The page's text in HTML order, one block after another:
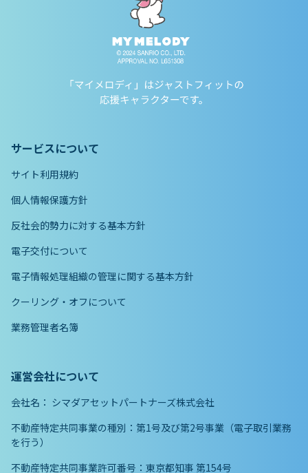
サービスについて
サイト利用規約
個人情報保護方針
反社会的勢力に対する基本方針
電子交付について
電子情報処理組織の管理に関する基本方針
クーリング・オフについて
業務管理者名簿
運営会社について
会社名： シマダアセットパートナーズ株式会社
不動産特定共同事業の種別：第1号及び第2号事業（電子取引業務
を行う）
不動産特定共同事業許可番号：東京都知事 第154号